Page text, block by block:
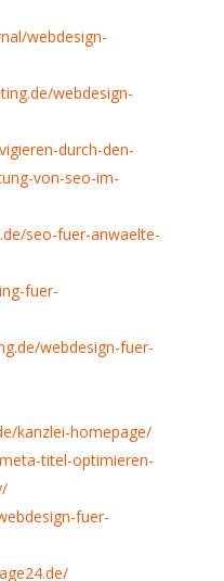
webdesign-
webdesign-
durch-den-
von-seo-im-
seo-fuer-anwaelte-
fuer-
webdesign-fuer-
kanzlei-homepage/
titel-optimieren-
fuer-